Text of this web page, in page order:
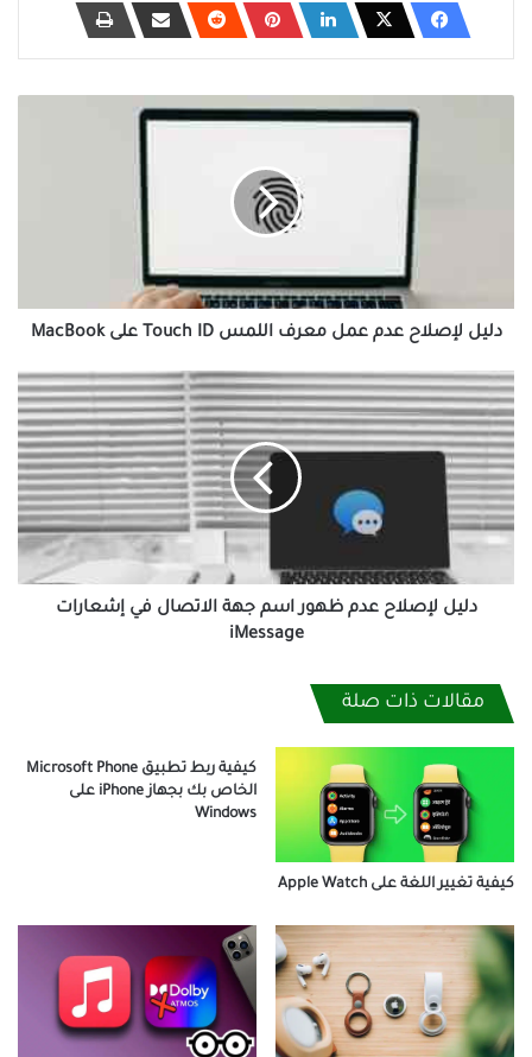
على
MacBook
دليل لإصلاح عدم عمل معرف اللمس Touch ID على MacBook
دليل
لإصلاح
عدم
ظهور
اسم
جهة
الاتصال
إشعارات
iMessageدليل لإصلاح عدم ظهور اسم جهة الاتصال في إشعارات
iMessage
مقالات ذات صلة
كيفية تغيير اللغة على Apple Watch
كيفية ربط تطبيق Microsoft Phone
الخاص بك بجهاز iPhone على
Windows